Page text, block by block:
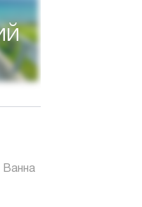
Ванна